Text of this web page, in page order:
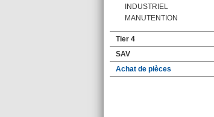
INDUSTRIEL
MANUTENTION
Tier 4
SAV
Achat de pièces